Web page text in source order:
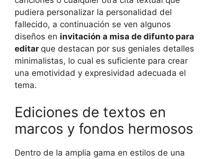
pudiera personalizar la personalidad del
fallecido, a continuación se ven algunos
diseños en invitación a misa de difunto para
editar que destacan por sus geniales detalles
minimalistas, lo cual es suficiente para crear
una emotividad y expresividad adecuada el
tema.
Ediciones de textos en
marcos y fondos hermosos
Dentro de la amplia gama en estilos de una